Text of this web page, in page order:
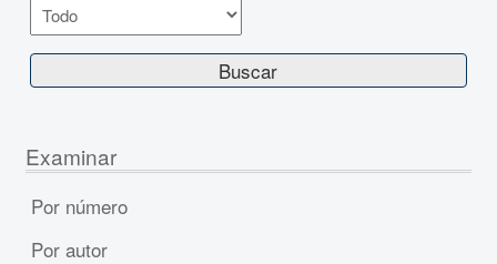
Examinar
Por número
Por autor